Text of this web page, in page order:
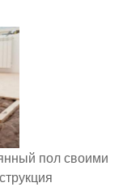
пол своими